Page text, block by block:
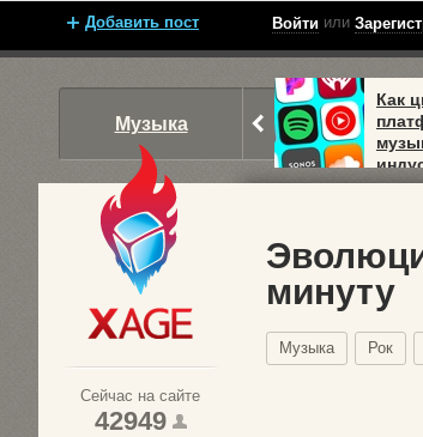
Добавить пост Войти или
Музыка
Как
Сейчас на сайте
42949
минуту
Музыка Рок